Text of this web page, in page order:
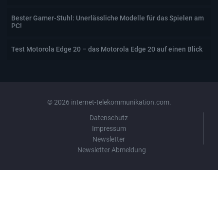
Bester Gamer-Stuhl: Unerlässliche Modelle für das Spielen am
PC!
Test Motorola Edge 20 – das Motorola Edge 20 auf einen Blick
© 2026 internet-telekommunikation.com.
Datenschutz
Impressum
Newsletter
Newsletter Abmeldung